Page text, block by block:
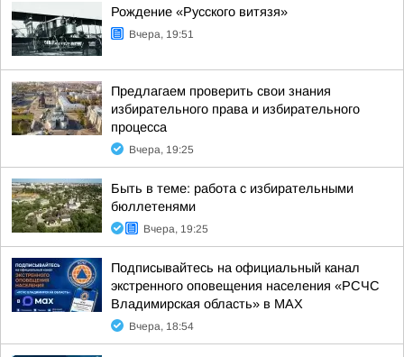
Рождение «Русского витязя»
Вчера, 19:51
Предлагаем проверить свои знания
избирательного права и избирательного
процесса
Вчера, 19:25
Быть в теме: работа с избирательными
бюллетенями
Вчера, 19:25
Подписывайтесь на официальный канал
экстренного оповещения населения «РСЧС
Владимирская область» в МАХ
Вчера, 18:54